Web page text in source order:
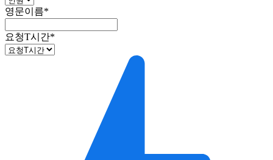
영문이름*
요청T시간*